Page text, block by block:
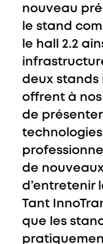
nouveau
le stand
le hall 2.2
deux stands
offrent à
de
de
d’entretenir
Tant
que les